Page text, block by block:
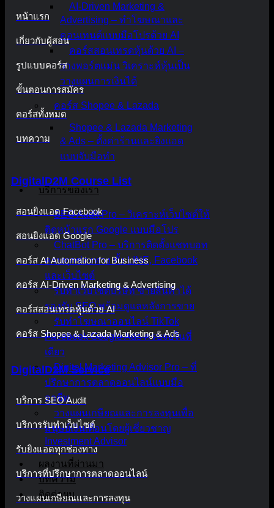
AI-Driven Marketing &
Advertising – ทำโฆษณาและ
คอนเทนต์แบบมือโปรด้วย AI
คอร์สสอนเทรดหุ้นด้วย AI –
วางพอร์ตแม่น วิเคราะห์หุ้นเป็น
วางแผนการเงินได้
คอร์ส Shopee & Lazada
Shopee & Lazada Marketing
& Ads – ตั้งค่าร้านและยิงแอด
แบบจับมือทำ
บริการของเรา
SEO Audit Pro – วิเคราะห์เว็บไซต์ให้
ติดหน้าแรก Google แบบมือโปร
ChatBot Pro – บริการติดตั้งแชทบอท
ครบทุกช่องทาง ทั้ง LINE, Facebook
และเว็บไซต์
รับทำเว็บไซต์บริษัท ขายสินค้าได้
รองรับ SEO พร้อมดูแลหลังการขาย
รับทำโฆษณาออนไลน์ TikTok
Facebook Google Ads ครบจบในที่
เดียว
Digital Marketing Advisor Pro – ที่
ปรึกษาการตลาดออนไลน์แบบมือ
อาชีพ
วางแผนเกษียณและการลงทุนเพื่อ
มนุษย์เงินเดือนโดยผู้เชี่ยวชาญ
Investment Advisor
ผลงานที่ผ่านมา
บทความ
ติดต่อผม
หน้าแรก
เกี่ยวกับผู้สอน
รูปแบบคอร์ส
ขั้นตอนการสมัคร
คอร์สทั้งหมด
บทความ
DigitalD2M Course List
สอนยิงแอด Facebook
สอนยิงแอด Google
คอร์ส AI Automation for Business
คอร์ส AI-Driven Marketing & Advertising
คอร์สสอนเทรดหุ้นด้วย AI
คอร์ส Shopee & Lazada Marketing & Ads
DigitalD2M Service
บริการ SEO Audit
บริการรับทำเว็บไซต์
รับยิงแอดทุกช่องทาง
บริการที่ปรึกษาการตลาดออนไลน์
วางแผนเกษียณและการลงทุน